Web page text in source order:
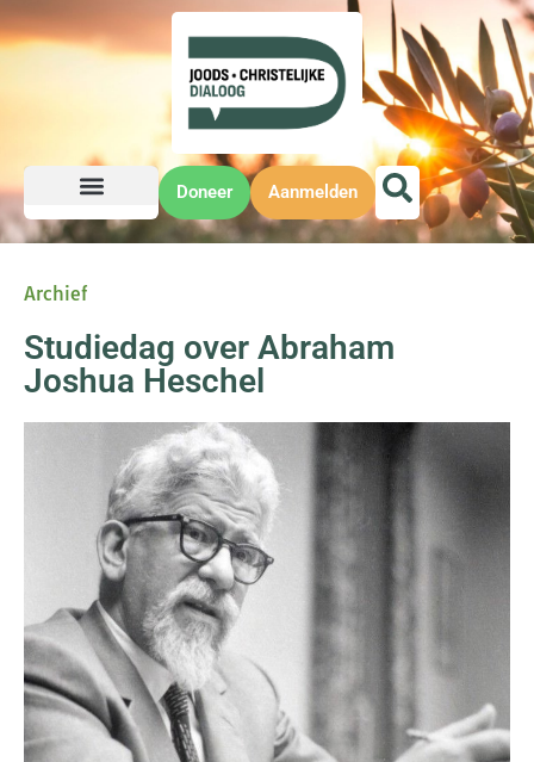
Doneer Aanmelden
Archief
Studiedag over Abraham
Joshua Heschel